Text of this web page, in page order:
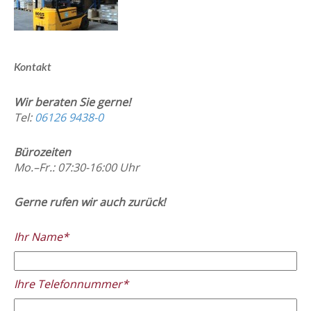
Kontakt
Wir beraten Sie gerne!
Tel:06126 9438-0
Bürozeiten
Mo.–Fr.: 07:30-16:00 Uhr
Gerne rufen wir auch zurück!
Ihr Name*
Ihre Telefonnummer*